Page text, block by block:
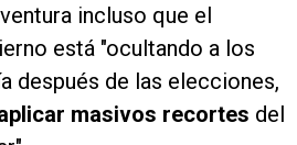
incluso que el
está "ocultando a los
después de las elecciones,
masivos recortes del